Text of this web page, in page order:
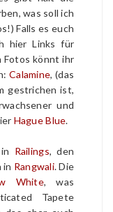
was soll ich
Falls es euch
hier Links für
Fotos könnt ihr
Calamine, (das
gestrichen ist,
und
Hague Blue.
Railings, den
in Rangwali. Die
White, was
Tapete